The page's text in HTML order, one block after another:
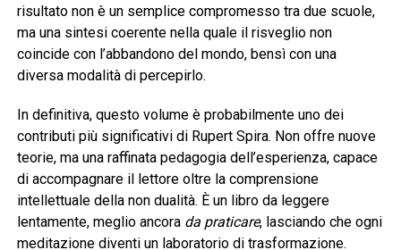
risultato non è un semplice compromesso tra due scuole,
ma una sintesi coerente nella quale il risveglio non
coincide con l’abbandono del mondo, bensì con una
diversa modalità di percepirlo.
In definitiva, questo volume è probabilmente uno dei
contributi più significativi di Rupert Spira. Non offre nuove
teorie, ma una raffinata pedagogia dell’esperienza, capace
di accompagnare il lettore oltre la comprensione
intellettuale della non dualità. È un libro da leggere
lentamente, meglio ancora da praticare, lasciando che ogni
meditazione diventi un laboratorio di trasformazione.